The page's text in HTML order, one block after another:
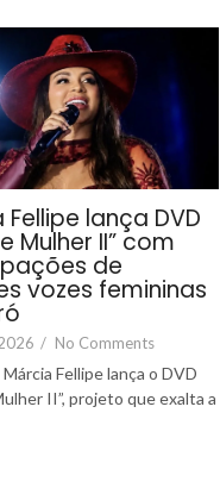
Fellipe lança DVD
Mulher II” com
de
vozes femininas
/ No Comments
Fellipe lança o DVD
II”, projeto que exalta a